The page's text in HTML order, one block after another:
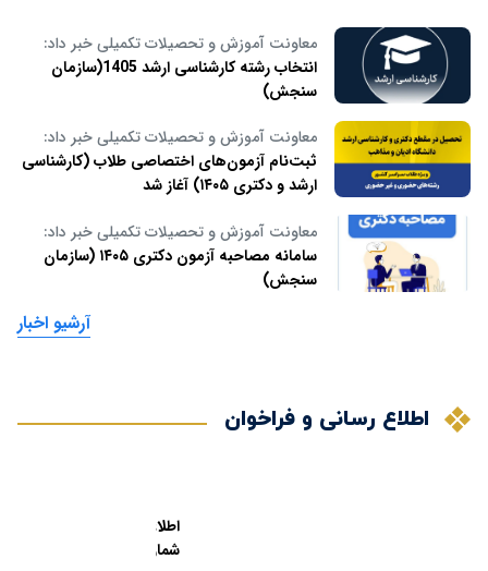
معاونت آموزش و تحصیلات تکمیلی خبر داد:
انتخاب رشته کارشناسی ارشد 1405(سازمان
سنجش)
معاونت آموزش و تحصیلات تکمیلی خبر داد:
ثبت‌نام آزمون‌های اختصاصی طلاب (کارشناسی
ارشد و دکتری ۱۴۰۵) آغاز شد
معاونت آموزش و تحصیلات تکمیلی خبر داد:
سامانه مصاحبه آزمون دکتری ۱۴۰۵ (سازمان
سنجش)
آرشیو اخبار
اطلاع رسانی و فراخوان
اطلاعیه
شماره